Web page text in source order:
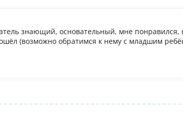
знающий, основательный, мне понравился,
(возможно обратимся к нему с младшим